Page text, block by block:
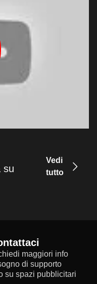
su
Vedi
tutto
maggiori info
di supporto
su spazi pubblicitari